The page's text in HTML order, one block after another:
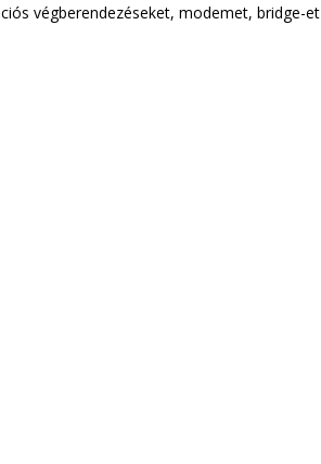
végberendezéseket, modemet, bridge-et